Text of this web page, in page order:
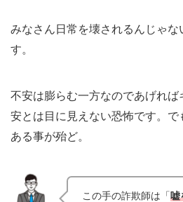
みなさん日常を壊されるんじゃな
す。
不安は膨らむ一方なのであげれ
安とは目に見えない恐怖です。
ある事が殆ど。
この手の詐欺師は「嘘